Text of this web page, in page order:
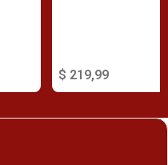
$ 219,99